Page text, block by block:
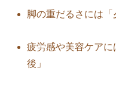
脚の重だるさには「
疲労感や美容ケア
後」